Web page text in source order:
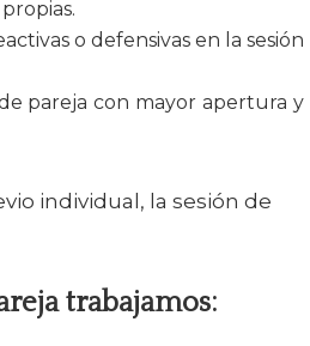
o defensivas en la sesión
pareja con mayor apertura y
individual, la sesión de
trabajamos: